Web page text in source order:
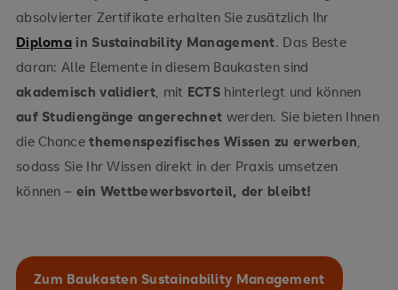
absolvierter Zertifikate erhalten Sie zusätzlich Ihr
Diploma in Sustainability Management. Das Beste
daran: Alle Elemente in diesem Baukasten sind
akademisch validiert, mit ECTS hinterlegt und können
auf Studiengänge angerechnet werden. Sie bieten Ihnen
die Chancethemenspezifisches Wissen zu erwerben,
sodass Sie Ihr Wissen direkt in der Praxis umsetzen
können – ein Wettbewerbsvorteil, der bleibt!
Zum Baukasten Sustainability Management